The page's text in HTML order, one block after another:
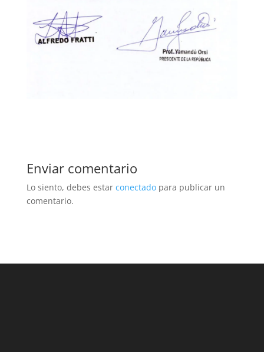
Enviar comentario
Lo siento, debes estar conectadopara publicar un
comentario.